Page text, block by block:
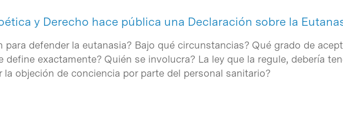
y Derecho hace pública una Declaración sobre la
para defender la eutanasia? Bajo qué circunstancias? Qué grado de
define exactamente? Quién se involucra? La ley que la regule, debería
la objeción de conciencia por parte del personal sanitario?